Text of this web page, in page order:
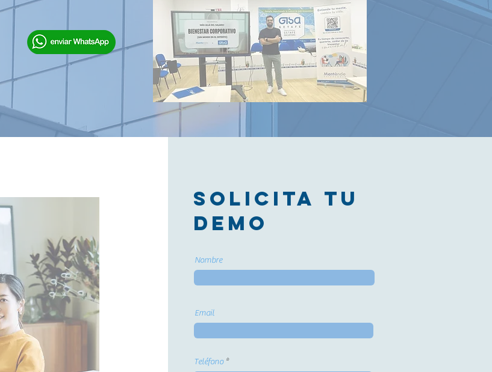
Nombre
Email
Teléfono
Solicita TU
demo